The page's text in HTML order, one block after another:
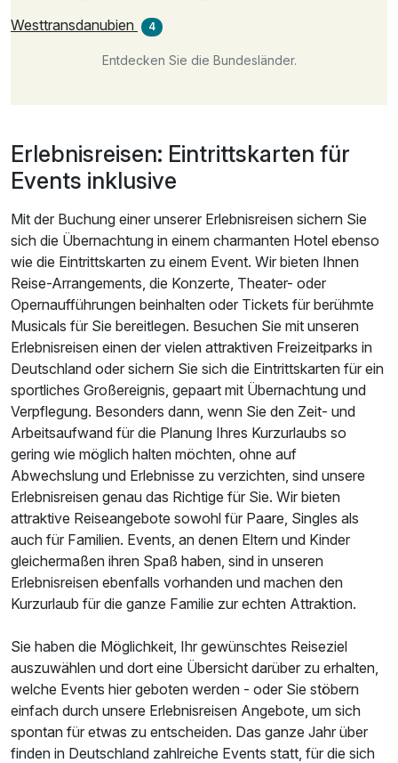
Westtransdanubien 4
Entdecken Sie die Bundesländer.
Erlebnisreisen: Eintrittskarten für
Events inklusive
Mit der Buchung einer unserer Erlebnisreisen sichern Sie
sich die Übernachtung in einem charmanten Hotel ebenso
wie die Eintrittskarten zu einem Event. Wir bieten Ihnen
Reise-Arrangements, die Konzerte, Theater- oder
Opernaufführungen beinhalten oder Tickets für berühmte
Musicals für Sie bereitlegen. Besuchen Sie mit unseren
Erlebnisreisen einen der vielen attraktiven Freizeitparks in
Deutschland oder sichern Sie sich die Eintrittskarten für ein
sportliches Großereignis, gepaart mit Übernachtung und
Verpflegung. Besonders dann, wenn Sie den Zeit- und
Arbeitsaufwand für die Planung Ihres Kurzurlaubs so
gering wie möglich halten möchten, ohne auf
Abwechslung und Erlebnisse zu verzichten, sind unsere
Erlebnisreisen genau das Richtige für Sie. Wir bieten
attraktive Reiseangebote sowohl für Paare, Singles als
auch für Familien. Events, an denen Eltern und Kinder
gleichermaßen ihren Spaß haben, sind in unseren
Erlebnisreisen ebenfalls vorhanden und machen den
Kurzurlaub für die ganze Familie zur echten Attraktion.
Sie haben die Möglichkeit, Ihr gewünschtes Reiseziel
auszuwählen und dort eine Übersicht darüber zu erhalten,
welche Events hier geboten werden - oder Sie stöbern
einfach durch unsere Erlebnisreisen Angebote, um sich
spontan für etwas zu entscheiden. Das ganze Jahr über
finden in Deutschland zahlreiche Events statt, für die sich